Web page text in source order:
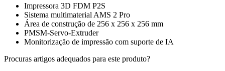
Impressora 3D FDM P2S
Sistema multimaterial AMS 2 Pro
Área de construção de 256 x 256 x 256 mm
PMSM-Servo-Extruder
Monitorização de impressão com suporte de IA
Procuras artigos adequados para este produto?